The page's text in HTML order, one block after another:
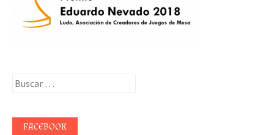
Buscar:
FACEBOOK